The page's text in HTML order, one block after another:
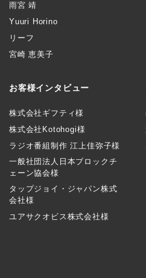
雨宮 靖
Yuuri Horino
リーフ
宮崎 恵美子
お客様インタビュー
株式会社ギフティ様
株式会社Kotohogi様
ラジオ番組制作 江上佳弥子様
一般社団法人日本ブロックチ
ェーン協会様
タップジョイ・ジャパン株式
会社様
ユアサクオビス株式会社様